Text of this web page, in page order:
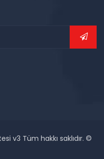
v3 Tüm hakkı saklıdır. ©